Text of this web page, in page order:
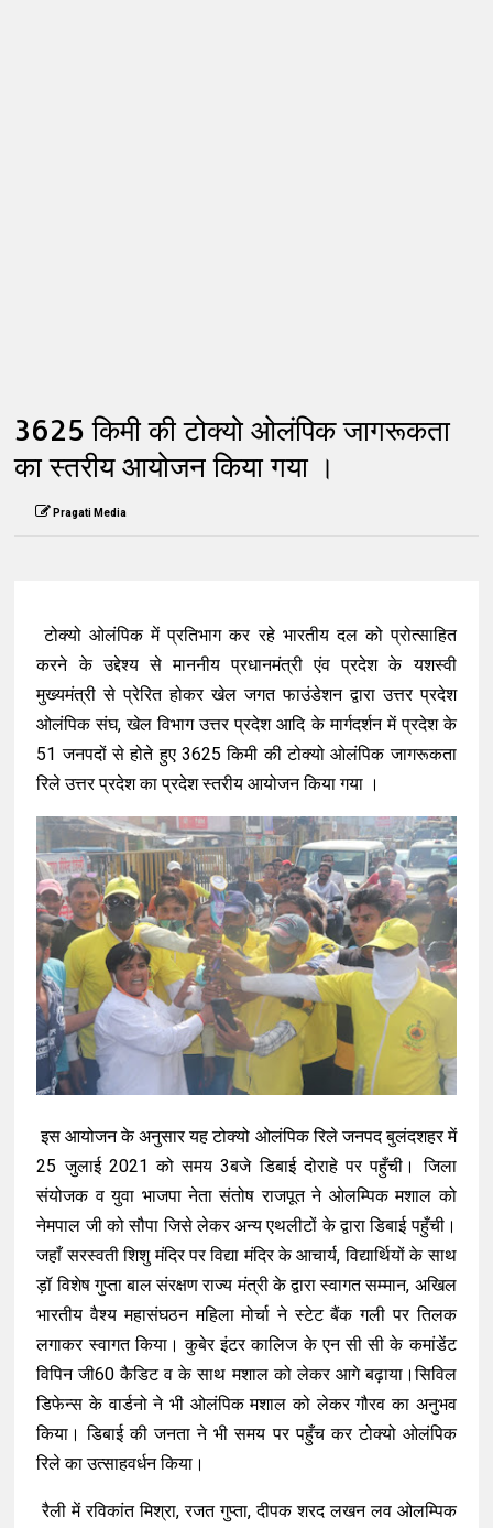
3625 किमी की टोक्यो ओलंपिक जागरूकता
का स्तरीय आयोजन किया गया ।
Pragati Media
टोक्यो ओलंपिक में प्रतिभाग कर रहे भारतीय दल को प्रोत्साहित
करने के उद्देश्य से माननीय प्रधानमंत्री एंव प्रदेश के यशस्वी
मुख्यमंत्री से प्रेरित होकर खेल जगत फाउंडेशन द्वारा उत्तर प्रदेश
ओलंपिक संघ, खेल विभाग उत्तर प्रदेश आदि के मार्गदर्शन में प्रदेश के
51 जनपदों से होते हुए 3625 किमी की टोक्यो ओलंपिक जागरूकता
रिले उत्तर प्रदेश का प्रदेश स्तरीय आयोजन किया गया ।
इस आयोजन के अनुसार यह टोक्यो ओलंपिक रिले जनपद बुलंदशहर में
25 जुलाई 2021 को समय 3बजे डिबाई दोराहे पर पहुँची। जिला
संयोजक व युवा भाजपा नेता संतोष राजपूत ने ओलम्पिक मशाल को
नेमपाल जी को सौपा जिसे लेकर अन्य एथलीटों के द्वारा डिबाई पहुँची।
जहाँ सरस्वती शिशु मंदिर पर विद्या मंदिर के आचार्य, विद्यार्थियों के साथ
ड़ॉ विशेष गुप्ता बाल संरक्षण राज्य मंत्री के द्वारा स्वागत सम्मान, अखिल
भारतीय वैश्य महासंघठन महिला मोर्चा ने स्टेट बैंक गली पर तिलक
लगाकर स्वागत किया। कुबेर इंटर कालिज के एन सी सी के कमांडेंट
विपिन जी60 कैडिट व के साथ मशाल को लेकर आगे बढ़ाया।सिविल
डिफेन्स के वार्डनो ने भी ओलंपिक मशाल को लेकर गौरव का अनुभव
किया। डिबाई की जनता ने भी समय पर पहुँच कर टोक्यो ओलंपिक
रिले का उत्साहवर्धन किया।
रैली में रविकांत मिश्रा, रजत गुप्ता, दीपक शरद लखन लव ओलम्पिक